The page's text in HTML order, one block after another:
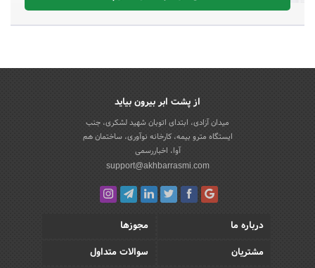
از پشت ابر بیرون بیاید
میدان آزادی، ابتدای اتوبان شهید لشکری، جنب
ایستگاه مترو بیمه، کارخانه نوآوری، ساختمان هم
آوا، اخباررسمی
support@akhbarrasmi.com
درباره ما
مجوزها
مشتریان
سوالات متداول